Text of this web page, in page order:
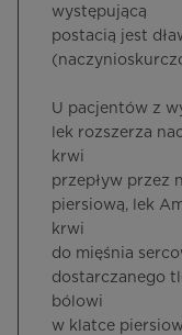
występującą
postacią jest
U pacjentów z
lek rozszerza
krwi
przepływ przez
piersiową, lek
krwi
do mięśnia
dostarczanego
bólowi
w klatce